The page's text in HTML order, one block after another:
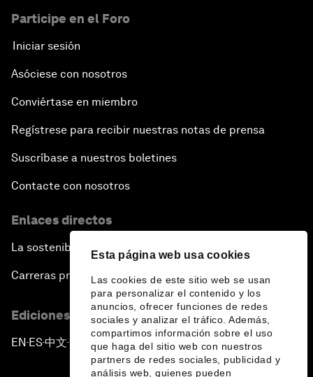
Esta página web usa cookies
Las cookies de este sitio web se usan
para personalizar el contenido y los
anuncios, ofrecer funciones de redes
sociales y analizar el tráfico. Además,
compartimos información sobre el uso
que haga del sitio web con nuestros
partners de redes sociales, publicidad y
análisis web, quienes pueden
Participe en el Foro
Iniciar sesión
Asóciese con nosotros
Conviértase en miembro
Regístrese para recibir nuestras notas de prensa
Suscríbase a nuestros boletines
Contacte con nosotros
Enlaces directos
La sostenibilidad en el Foro
Carreras profesionales
Ediciones en otros idiomas
EN ▪ES▪中文▪ 日本語